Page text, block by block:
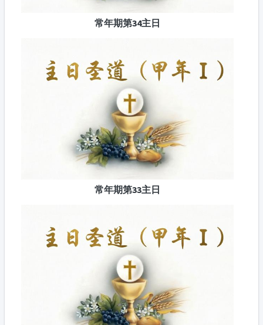
常年期第34主日
常年期第33主日